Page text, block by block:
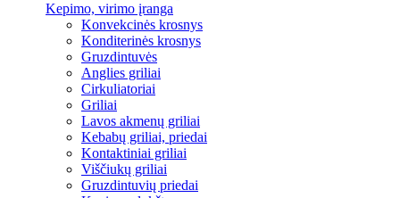
Kepimo, virimo įranga
Konvekcinės krosnys
Konditerinės krosnys
Gruzdintuvės
Anglies griliai
Cirkuliatoriai
Griliai
Lavos akmenų griliai
Kebabų griliai, priedai
Kontaktiniai griliai
Viščiukų griliai
Gruzdintuvių priedai